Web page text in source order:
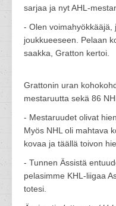
sarjaa ja nyt AHL-
- Olen voimahyökkääjä,
joukkueeseen. Pelaan
saakka, Gratton kertoi.
Grattonin uran
mestaruutta sekä 86
- Mestaruudet olivat
Myös NHL oli mahtava
kovaa ja täällä toivon
- Tunnen Ässistä
pelasimme KHL-liigaa
totesi.